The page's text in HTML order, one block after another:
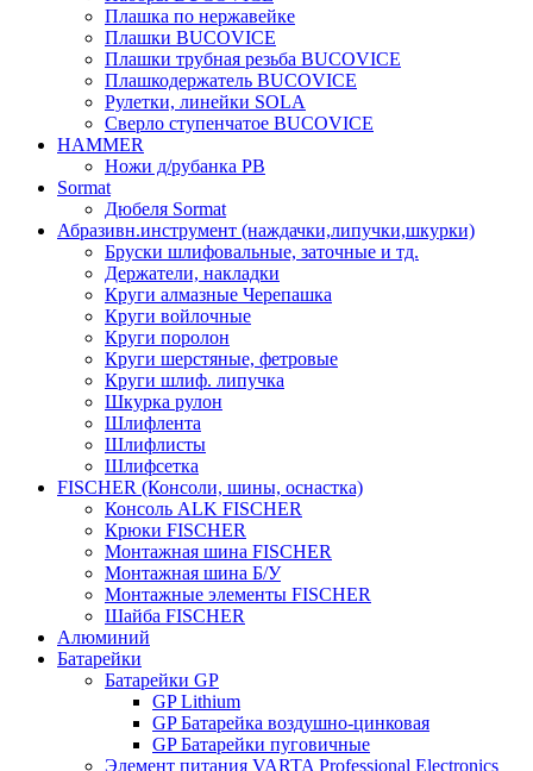
Плашка по нержавейке
Плашки BUCOVICE
Плашки трубная резьба BUCOVICE
Плашкодержатель BUCOVICE
Рулетки, линейки SOLA
Сверло ступенчатое BUCOVICE
HAMMER
Ножи д/рубанка РВ
Sormat
Дюбеля Sormat
Абразивн.инструмент (наждачки,липучки,шкурки)
Бруски шлифовальные, заточные и тд.
Держатели, накладки
Круги алмазные Черепашка
Круги войлочные
Круги поролон
Круги шерстяные, фетровые
Круги шлиф. липучка
Шкурка рулон
Шлифлента
Шлифлисты
Шлифсетка
FISCHER (Консоли, шины, оснастка)
Консоль ALK FISCHER
Крюки FISCHER
Монтажная шина FISCHER
Монтажная шина Б/У
Монтажные элементы FISCHER
Шайба FISCHER
Алюминий
Батарейки
Батарейки GP
GP Lithium
GP Батарейка воздушно-цинковая
GP Батарейки пуговичные
Элемент питания VARTA Professional Electronics